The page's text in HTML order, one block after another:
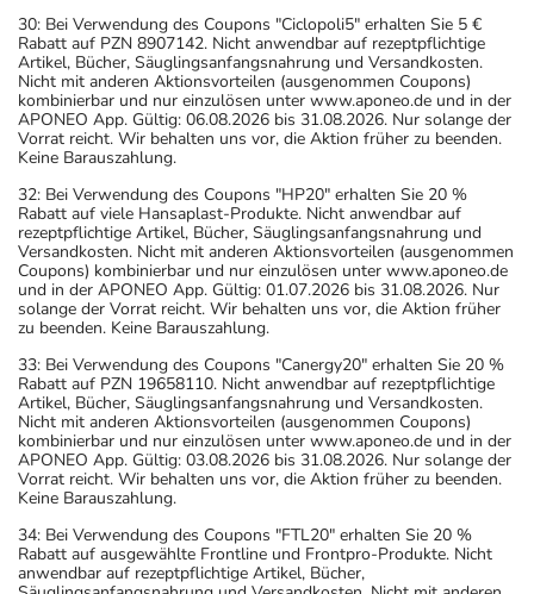
- Vorsicht bei Allergie gegen Maisstärke!
- Es kann Arzneimittel geben, mit denen
Wechselwirkungen auftreten. Sie sollten deswegen
generell vor der Behandlung mit einem neuen
Arzneimittel jedes andere, das Sie bereits anwenden,
Arzneimittel, die Sie selbst kaufen, nur gelegentlich
anwenden oder deren Anwendung schon einige Zeit
zurückliegt.
Bitte verwenden Sie dieses Arzneimittel nicht mehr nach
dem auf der Packung oder der Umverpackung
sich auf den letzten Tag des angegebenen Monats.
30: Bei Verwendung des Coupons "Ciclopoli5" erhalten Sie 5 €
Rabatt auf PZN 8907142. Nicht anwendbar auf rezeptpflichtige
Artikel, Bücher, Säuglingsanfangsnahrung und Versandkosten.
Nicht mit anderen Aktionsvorteilen (ausgenommen Coupons)
kombinierbar und nur einzulösen unter www.aponeo.de und in der
APONEO App. Gültig: 06.08.2026 bis 31.08.2026. Nur solange der
Vorrat reicht. Wir behalten uns vor, die Aktion früher zu beenden.
Keine Barauszahlung.
32: Bei Verwendung des Coupons "HP20" erhalten Sie 20 %
Rabatt auf viele Hansaplast-Produkte. Nicht anwendbar auf
rezeptpflichtige Artikel, Bücher, Säuglingsanfangsnahrung und
Versandkosten. Nicht mit anderen Aktionsvorteilen (ausgenommen
Coupons) kombinierbar und nur einzulösen unter www.aponeo.de
und in der APONEO App. Gültig: 01.07.2026 bis 31.08.2026. Nur
solange der Vorrat reicht. Wir behalten uns vor, die Aktion früher
zu beenden. Keine Barauszahlung.
33: Bei Verwendung des Coupons "Canergy20" erhalten Sie 20 %
Rabatt auf PZN 19658110. Nicht anwendbar auf rezeptpflichtige
Artikel, Bücher, Säuglingsanfangsnahrung und Versandkosten.
Nicht mit anderen Aktionsvorteilen (ausgenommen Coupons)
kombinierbar und nur einzulösen unter www.aponeo.de und in der
APONEO App. Gültig: 03.08.2026 bis 31.08.2026. Nur solange der
Vorrat reicht. Wir behalten uns vor, die Aktion früher zu beenden.
Keine Barauszahlung.
34: Bei Verwendung des Coupons "FTL20" erhalten Sie 20 %
Rabatt auf ausgewählte Frontline und Frontpro-Produkte. Nicht
anwendbar auf rezeptpflichtige Artikel, Bücher,